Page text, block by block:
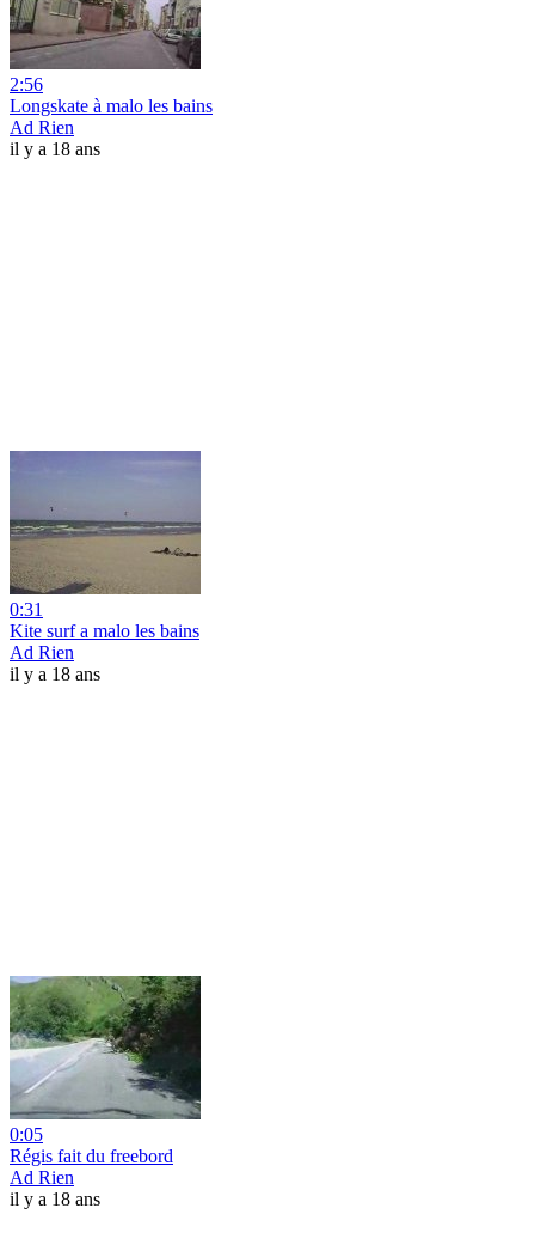
2:56
Longskate à malo les bains
Ad Rien
il y a 18 ans
0:31
Kite surf a malo les bains
Ad Rien
il y a 18 ans
0:05
Régis fait du freebord
Ad Rien
il y a 18 ans